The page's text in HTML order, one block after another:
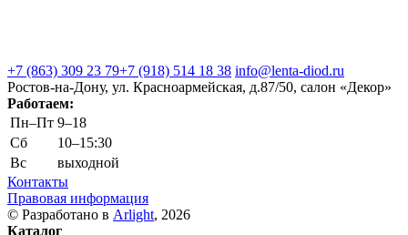
+7 (863) 309 23 79+7 (918) 514 18 38 info@lenta-diod.ru
Ростов-на-Дону, ул. Красноармейская, д.87/50, салон «Декор»
Работаем:
Пн–Пт 9–18
Сб
10–15:30
Вс
выходной
Контакты
Правовая информация
© Разработано в Arlight, 2026
Каталог